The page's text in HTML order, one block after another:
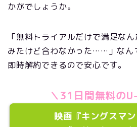
かがでしょうか。
「無料トライアルだけで満足な
みたけど合わなかった……」なん
即時解約できるので安心です。
＼31日間無料の
映画『キングスマ